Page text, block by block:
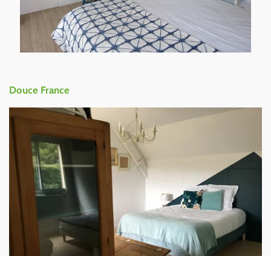
Douce France